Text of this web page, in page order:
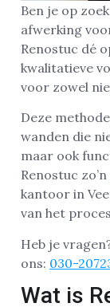
Ben je op
afwerking
Renostuc dé
kwalitatieve
voor zowel
Deze
wanden die
maar ook
Renostuc
kantoor in
van het
Heb je
ons: 030-
Wat is